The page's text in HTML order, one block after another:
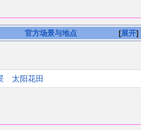
展开
官方场景与地点
太阳花田